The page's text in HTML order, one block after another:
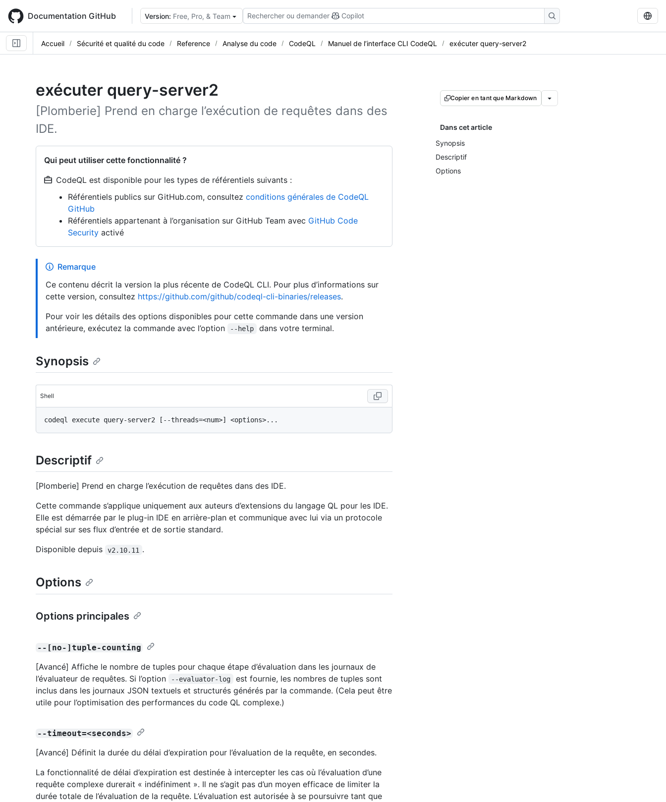
main
content
Documentation GitHub Version: Free, Pro, & Team Rechercher ou demander Copilot
Accueil Sécurité et qualité du code Reference Analyse du code CodeQL Manuel de l’interface CLI CodeQL exécuter query-server2
exécuter query-server2
[Plomberie] Prend en charge l’exécution de requêtes dans des
IDE.
Qui peut utiliser cette fonctionnalité ?
CodeQL est disponible pour les types de référentiels suivants :
Référentiels publics sur GitHub.com, consultez conditions générales de CodeQL
GitHub
Référentiels appartenant à l’organisation sur GitHub Team avec GitHub Code
Security activé
Copier en tant que Markdown
Dans cet article
Synopsis
Descriptif
Options
Remarque
Ce contenu décrit la version la plus récente de CodeQL CLI. Pour plus d’informations sur
cette version, consultez https://github.com/github/codeql-cli-binaries/releases.
Pour voir les détails des options disponibles pour cette commande dans une version
antérieure, exécutez la commande avec l’option
--help dans votre terminal.
Synopsis
Shell
Descriptif
[Plomberie] Prend en charge l’exécution de requêtes dans des IDE.
Cette commande s’applique uniquement aux auteurs d’extensions du langage QL pour les IDE.
Elle est démarrée par le plug-in IDE en arrière-plan et communique avec lui via un protocole
spécial sur ses flux d’entrée et de sortie standard.
Disponible depuis
v2.10.11 .
Options
Options principales
--[no-]tuple-counting
[Avancé] Affiche le nombre de tuples pour chaque étape d’évaluation dans les journaux de
l’évaluateur de requêtes. Si l’option
--evaluator-log
est fournie, les nombres de tuples sont
inclus dans les journaux JSON textuels et structurés générés par la commande. (Cela peut être
utile pour l’optimisation des performances du code QL complexe.)
--timeout=<seconds>
[Avancé] Définit la durée du délai d’expiration pour l’évaluation de la requête, en secondes.
La fonctionnalité de délai d’expiration est destinée à intercepter les cas où l’évaluation d’une
requête complexe durerait « indéfiniment ». Il ne s’agit pas d’un moyen efficace de limiter la
durée totale de l’évaluation de la requête. L’évaluation est autorisée à se poursuivre tant que